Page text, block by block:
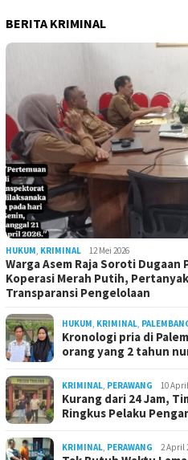
BERITA KRIMINAL
HUKUM, KRIMINAL 12 Mei 2026
Warga Asem Raja Soroti
Koperasi Merah Putih,
Transparansi Pengelolaan
HUKUM, KRIMINAL,
Kronologi pria di
orang yang 2 tahun
KRIMINAL, PERAWANG 10
Kurang dari 24 Jam,
Ringkus Pelaku
KRIMINAL, PERAWANG 2 April